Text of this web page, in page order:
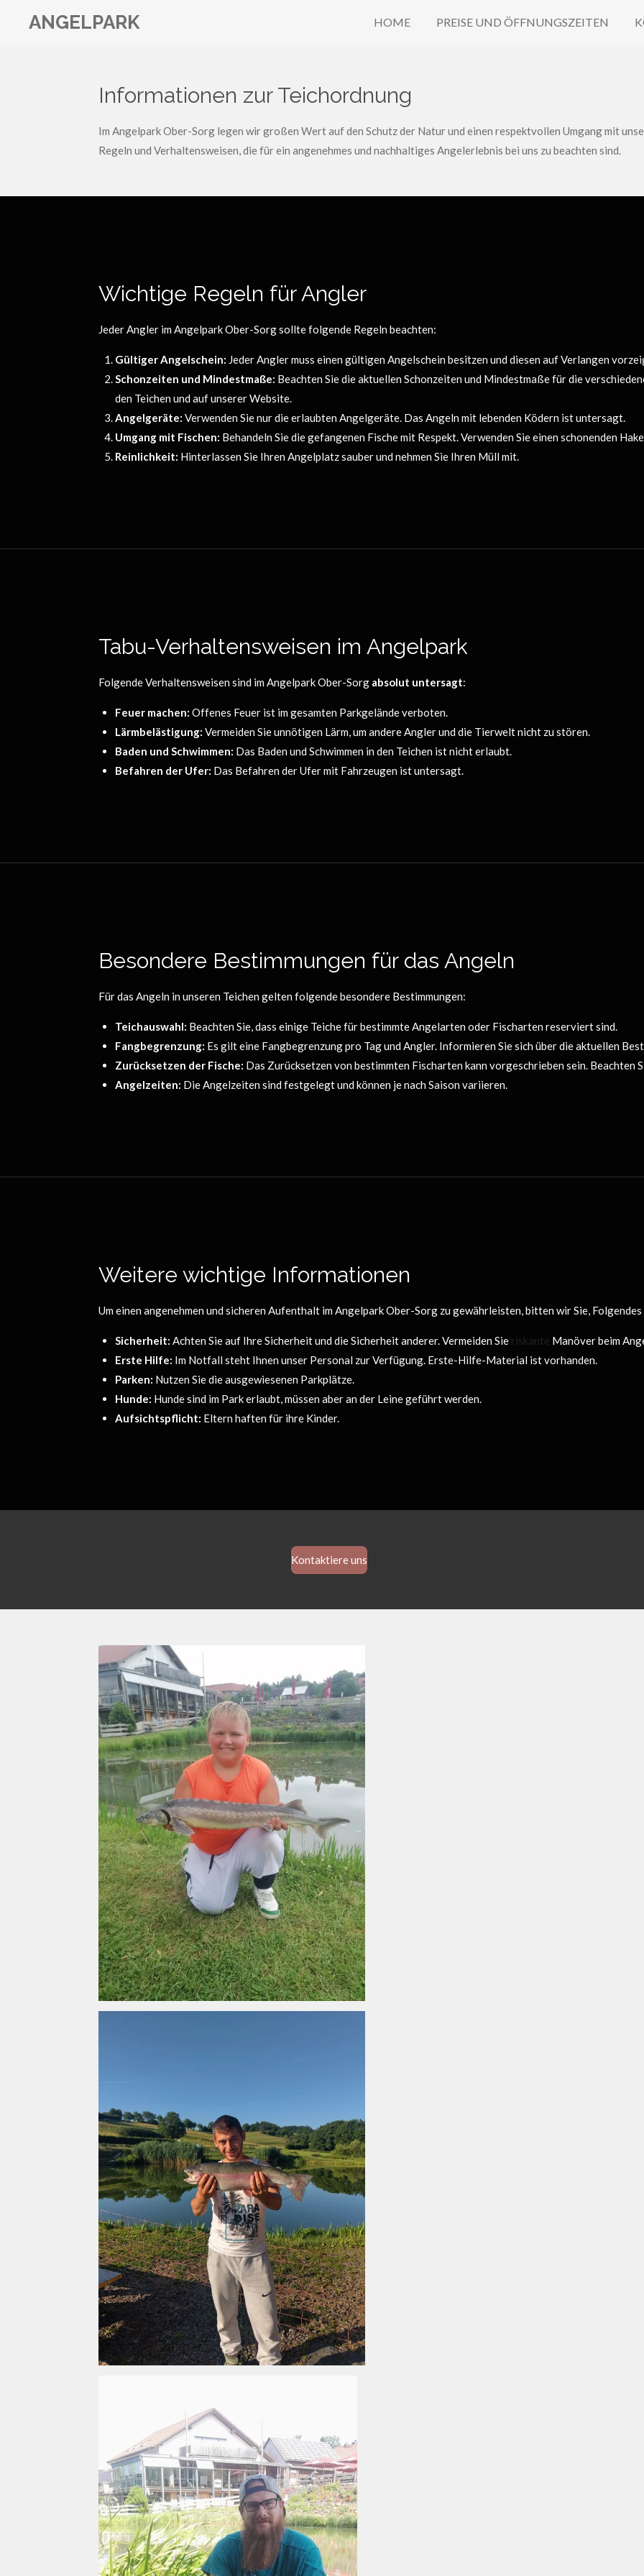
ANGELPARK HOME PREISE UND ÖFFNUNGSZEITEN
Informationen zur Teichordnung
Im Angelpark Ober-Sorg legen wir großen Wert auf den Schutz der Natur und einen respektvollen Umgang mit
Regeln und Verhaltensweisen, die für ein angenehmes und nachhaltiges Angelerlebnis bei uns zu beachten sind.
Wichtige Regeln für Angler
Jeder Angler im Angelpark Ober-Sorg sollte folgende Regeln beachten:
Gültiger Angelschein: Jeder Angler muss einen gültigen Angelschein besitzen und diesen auf Verlangen
Schonzeiten und Mindestmaße: Beachten Sie die aktuellen Schonzeiten und Mindestmaße für die
den Teichen und auf unserer Website.
Angelgeräte: Verwenden Sie nur die erlaubten Angelgeräte. Das Angeln mit lebenden Ködern ist untersagt.
Umgang mit Fischen: Behandeln Sie die gefangenen Fische mit Respekt. Verwenden Sie einen schonenden
Reinlichkeit: Hinterlassen Sie Ihren Angelplatz sauber und nehmen Sie Ihren Müll mit.
Tabu-Verhaltensweisen im Angelpark
Folgende Verhaltensweisen sind im Angelpark Ober-Sorg absolut untersagt:
Feuer machen: Offenes Feuer ist im gesamten Parkgelände verboten.
Lärmbelästigung: Vermeiden Sie unnötigen Lärm, um andere Angler und die Tierwelt nicht zu stören.
Baden und Schwimmen: Das Baden und Schwimmen in den Teichen ist nicht erlaubt.
Befahren der Ufer: Das Befahren der Ufer mit Fahrzeugen ist untersagt.
Besondere Bestimmungen für das Angeln
Für das Angeln in unseren Teichen gelten folgende besondere Bestimmungen:
Teichauswahl: Beachten Sie, dass einige Teiche für bestimmte Angelarten oder Fischarten reserviert sind.
Fangbegrenzung: Es gilt eine Fangbegrenzung pro Tag und Angler. Informieren Sie sich über die aktuellen
Zurücksetzen der Fische: Das Zurücksetzen von bestimmten Fischarten kann vorgeschrieben sein. Beachten
Angelzeiten: Die Angelzeiten sind festgelegt und können je nach Saison variieren.
Weitere wichtige Informationen
Um einen angenehmen und sicheren Aufenthalt im Angelpark Ober-Sorg zu gewährleisten, bitten wir Sie, Folgendes
Sicherheit: Achten Sie auf Ihre Sicherheit und die Sicherheit anderer. Vermeiden Sie riskante Manöver beim
Erste Hilfe: Im Notfall steht Ihnen unser Personal zur Verfügung. Erste-Hilfe-Material ist vorhanden.
Parken: Nutzen Sie die ausgewiesenen Parkplätze.
Hunde: Hunde sind im Park erlaubt, müssen aber an der Leine geführt werden.
Aufsichtspflicht: Eltern haften für ihre Kinder.
Kontaktiere uns